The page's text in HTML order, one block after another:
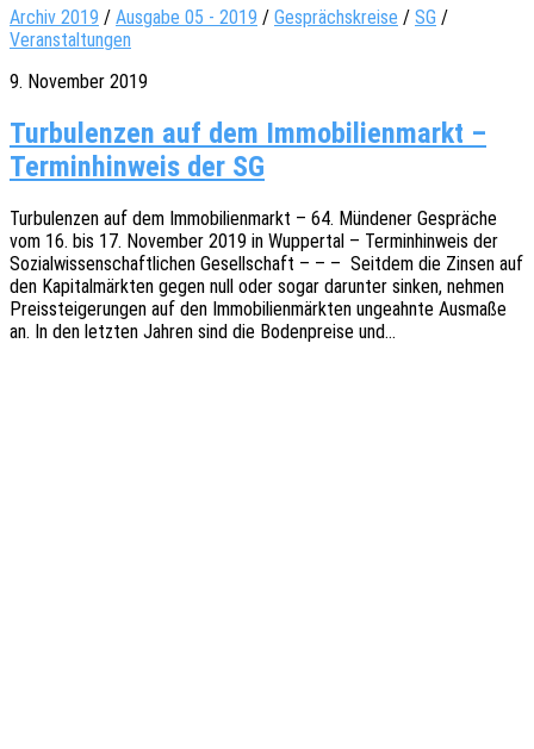
Archiv 2019 / Ausgabe 05 - 2019 / Gesprächskreise / SG /
Veranstaltungen
9. November 2019
Turbulenzen auf dem Immobilienmarkt –
Terminhinweis der SG
Turbu­len­zen auf dem Immo­bi­li­en­markt – 64. Münde­ner Gesprä­che
vom 16. bis 17. Novem­ber 2019 in Wupper­tal – Termin­hin­weis der
Sozi­al­wis­sen­schaft­li­chen Gesell­schaft – – – Seit­dem die Zinsen auf
den Kapi­tal­märk­ten gegen null oder sogar darun­ter sinken, nehmen
Preis­stei­ge­run­gen auf den Immo­bi­li­en­märk­ten unge­ahn­te Ausma­ße
an. In den letz­ten Jahren sind die Boden­prei­se und…